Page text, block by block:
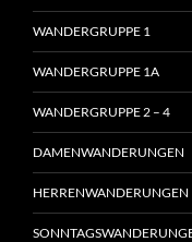
WANDERGRUPPE 1
WANDERGRUPPE 1A
WANDERGRUPPE 2 – 4
DAMENWANDERUNGEN
HERRENWANDERUNGEN